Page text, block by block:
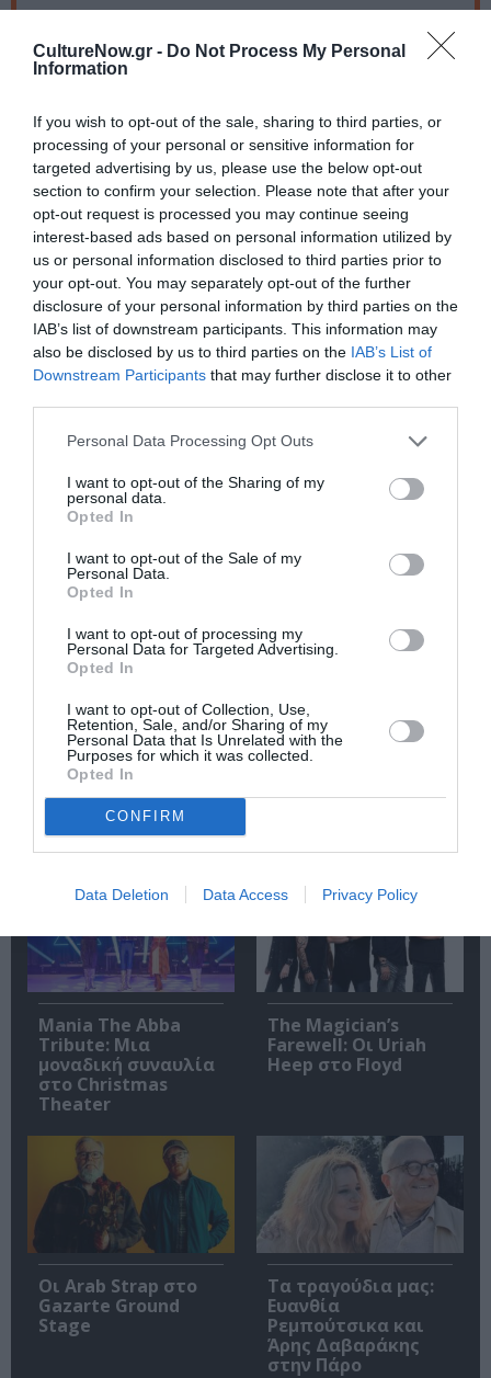
CultureNow.gr - Do Not Process My Personal
Information
If you wish to opt-out of the sale, sharing to third parties, or
processing of your personal or sensitive information for
targeted advertising by us, please use the below opt-out
section to confirm your selection. Please note that after your
opt-out request is processed you may continue seeing
interest-based ads based on personal information utilized by
us or personal information disclosed to third parties prior to
your opt-out. You may separately opt-out of the further
disclosure of your personal information by third parties on the
IAB’s list of downstream participants. This information may
also be disclosed by us to third parties on the IAB’s List of
Downstream Participants that may further disclose it to other
Personal Data Processing Opt Outs
I want to opt-out of the Sharing of my
personal data.
Opted In
I want to opt-out of the Sale of my
Personal Data.
Opted In
I want to opt-out of processing my
Personal Data for Targeted Advertising.
Opted In
I want to opt-out of Collection, Use,
Retention, Sale, and/or Sharing of my
Personal Data that Is Unrelated with the
Purposes for which it was collected.
Opted In
CONFIRM
Data Deletion Data Access Privacy Policy
Φεστιβάλ Επταπυργίου
Ακολουθήστε το Culturenow.gr στοGoogle Newsκαι
μάθετε πρώτοι όλες τις ειδήσεις
Δείτε όλα τατελευταία νέαγια την Τέχνη και τον
Πολιτισμό στο Culturenow.gr
Νέοι Διαγωνισμοί❯
Tags
ΕΝΤΕΧΝΟ - ΛΑΪΚΟ - ΠΑΡΑΔΟΣΙΑΚΗ
ΚΑΛΟΚΑΙΡΙΝΑ ΦΕΣΤΙΒΑΛ
ΣΥΝΑΥΛΙΕΣ 2024
ΦΕΣΤΙΒΑΛ ΕΠΤΑΠΥΡΓΙΟΥ
Newsletter
Κάθε βδομάδα στο e-mail σας τα τελευταία νέα για
την Τέχνη και τον Πολιτισμό!
Ακολουθήστε το Culturenow.gr
Σχετικά Άρθρα
Mania The Abba
Tribute: Μια
μοναδική συναυλία
στο Christmas
Theater
The Magician’s
Farewell: Οι Uriah
Heep στο Floyd
Οι Arab Strap στο
Gazarte Ground
Stage
Τα τραγούδια μας:
Ευανθία
Ρεμπούτσικα και
Άρης Δαβαράκης
στην Πάρο